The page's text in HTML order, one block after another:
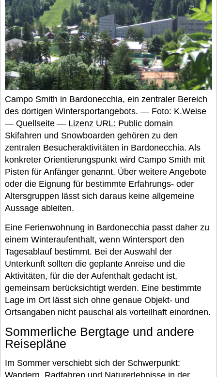
Campo Smith in Bardonecchia, ein zentraler Bereich
des dortigen Wintersportangebots. — Foto: K.Weise
— Quellseite — Lizenz URL: Public domain
Skifahren und Snowboarden gehören zu den
zentralen Besucheraktivitäten in Bardonecchia. Als
konkreter Orientierungspunkt wird Campo Smith mit
Pisten für Anfänger genannt. Über weitere Angebote
oder die Eignung für bestimmte Erfahrungs- oder
Altersgruppen lässt sich daraus keine allgemeine
Aussage ableiten.
Eine Ferienwohnung in Bardonecchia passt daher zu
einem Winteraufenthalt, wenn Wintersport den
Tagesablauf bestimmt. Bei der Auswahl der
Unterkunft sollten die geplante Anreise und die
Aktivitäten, für die der Aufenthalt gedacht ist,
gemeinsam berücksichtigt werden. Eine bestimmte
Lage im Ort lässt sich ohne genaue Objekt- und
Ortsangaben nicht pauschal als vorteilhaft einordnen.
Sommerliche Bergtage und andere
Reisepläne
Im Sommer verschiebt sich der Schwerpunkt: